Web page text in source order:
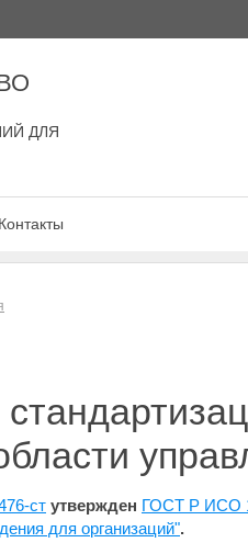
ДЛЯ
Контакты
ст утвержден ГОСТ Р ИСО
для организаций".